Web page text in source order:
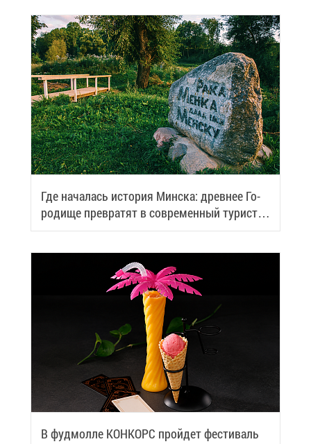
Где на­ча­лась ис­то­рия Мин­ска: древ­нее Го­
ро­ди­ще пре­вра­тят в со­вре­мен­ный ту­ри­сти­
че­ский центр
В фуд­мол­ле КОН­КОРС прой­дет фе­сти­валь